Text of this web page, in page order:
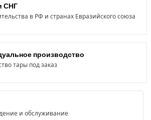
СНГ
в РФ и странах Евразийского союза
производство
тары под заказ
и обслуживание